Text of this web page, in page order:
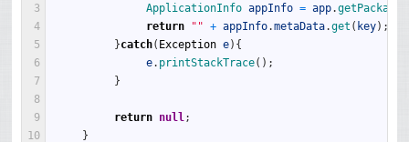
3
4
5
6
7
8
9
10
ApplicationInfo appInfo = app.
return
"" + appInfo.metaData.get ( key) ;
}catch( Exception e) {
e. printStackTrace( ) ;
}
return null;
}